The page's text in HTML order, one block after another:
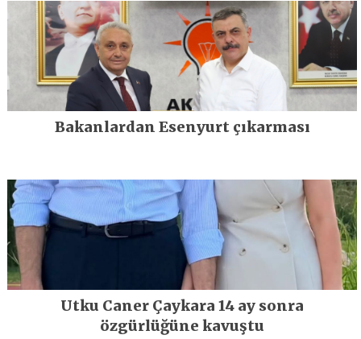
Bakanlardan Esenyurt çıkarması
Utku Caner Çaykara 14 ay sonra
özgürlüğüne kavuştu